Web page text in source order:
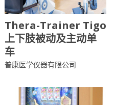
Thera-Trainer Tigo
上下肢被动及主动单
车
普康医学仪器有限公司